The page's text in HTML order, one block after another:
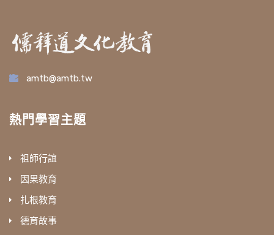
amtb@amtb.tw
熱門學習主題
祖師行誼
因果教育
扎根教育
德育故事